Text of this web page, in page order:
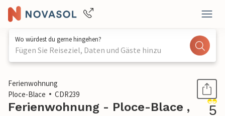
Wo würdest du gerne hingehen?
Fügen Sie Reiseziel, Daten und Gäste hinzu
1 / 32
Ferienwohnung
Ploce-Blace
CDR239
Ferienwohnung - Ploce-Blace ,
5